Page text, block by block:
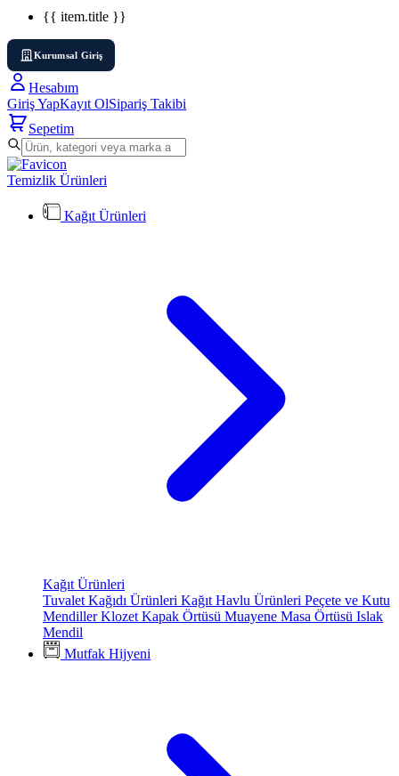
{{ item.title }}
Kurumsal Giriş
Hesabım
Giriş YapKayıt OlSipariş Takibi
Sepetim
Temizlik Ürünleri
Kağıt Ürünleri
Kağıt Ürünleri
Tuvalet Kağıdı Ürünleri Kağıt Havlu Ürünleri Peçete ve Kutu
MendillerKlozet Kapak Örtüsü Muayene Masa Örtüsü Islak
Mendil
Mutfak Hijyeni